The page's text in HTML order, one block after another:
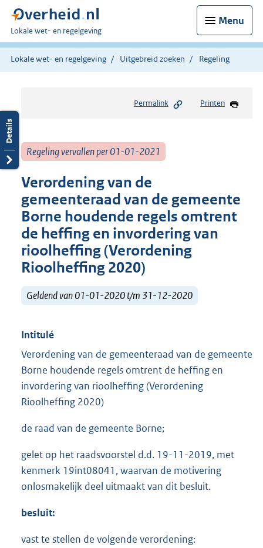
Menu
U
bent
hier:
Lokale wet- en regelgeving
Lokale wet- en regelgeving Uitgebreid zoeken Regeling
Permalink Printen
Regeling vervallen per 01-01-2021
Verordening van de
gemeenteraad van de gemeente
Borne houdende regels omtrent
de heffing en invordering van
rioolheffing (Verordening
Rioolheffing 2020)
Geldend van 01-01-2020 t/m 31-12-2020
Intitulé
Verordening van de gemeenteraad van de gemeente
Borne houdende regels omtrent de heffing en
invordering van rioolheffing (Verordening
Rioolheffing 2020)
de raad van de gemeente Borne;
gelet op het raadsvoorstel d.d. 19-11-2019, met
kenmerk 19int08041, waarvan de motivering
onlosmakelijk deel uitmaakt van dit besluit.
besluit:
vast te stellen de volgende verordening: